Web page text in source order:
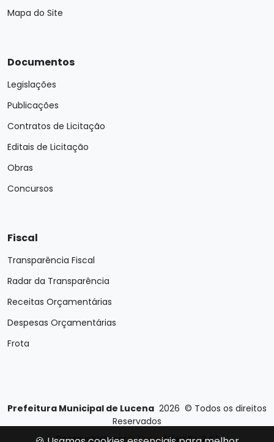
Mapa do Site
Documentos
Legislações
Publicações
Contratos de Licitação
Editais de Licitação
Obras
Concursos
Fiscal
Transparência Fiscal
Radar da Transparência
Receitas Orçamentárias
Despesas Orçamentárias
Frota
Prefeitura Municipal de Lucena 2026 © Todos os direitos
Reservados
Desenvolvido porE-Ticons| Versão: 2.4.1